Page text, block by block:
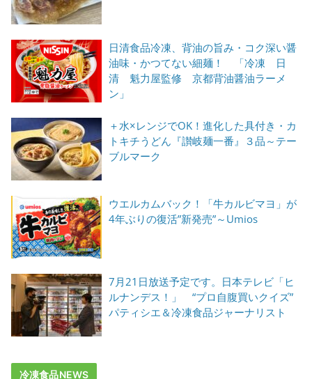
日清食品冷凍、背油の旨み・コク深い醤
油味・かつてない細麺！ 「冷凍 日
清 魁力屋監修 京都背油醤油ラーメ
ン」
＋水×レンジでOK！進化した具付き・カ
トキチうどん『讃岐麺一番』３品～テー
ブルマーク
ウエルカムバック！「牛カルビマヨ」が
4年ぶりの復活”新発売”～Umios
7月21日放送予定です。日本テレビ「ヒ
ルナンデス！」 “プロ自腹買いクイズ”
パティシエ＆冷凍食品ジャーナリスト
冷凍食品NEWS